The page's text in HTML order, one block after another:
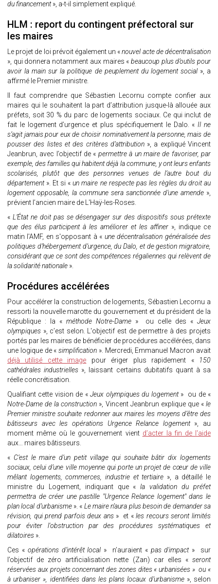
du financement», a-t-il simplement expliqué.
HLM : report du contingent préfectoral sur
les maires
Le projet de loi prévoit également un «nouvel acte de décentralisation
», qui donnera notamment aux maires « beaucoup plus d’outils pour
avoir la main sur la politique de peuplement du logement social », a
affirmé le Premier ministre.
Il faut comprendre que Sébastien Lecornu compte confier aux
maires qui le souhaitent la part d’attribution jusque-là allouée aux
préfets, soit 30 % du parc de logements sociaux. Ce qui inclut de
fait le logement d’urgence et plus spécifiquement le Dalo. « Il ne
s’agit jamais pour eux de choisir nominativement la personne, mais de
pousser des listes et des critères d’attribution», a expliqué Vincent
Jeanbrun, avec l’objectif de « permettre à un maire de favoriser, par
exemple, des familles qui habitent déjà la commune, y ont leurs enfants
scolarisés, plutôt que des personnes venues de l’autre bout du
département». Et si « un maire ne respecte pas les règles du droit au
logement opposable, la commune sera sanctionnée d’une amende »,
prévient l’ancien maire de L'Haÿ-les-Roses.
« L’État ne doit pas se désengager sur des dispositifs sous prétexte
que des élus participent à les améliorer et les affiner », indique ce
matin l'AMF, en s'opposant à « une décentralisation généralisée des
politiques d’hébergement d’urgence, du Dalo, et de gestion migratoire,
considérant que ce sont des compétences régaliennes qui relèvent de
la solidarité nationale ».
Procédures accélérées
Pour accélérer la construction de logements, Sébastien Lecornu a
ressorti la nouvelle marotte du gouvernement et du président de la
République : la «méthode Notre-Dame» ou celle des « Jeux
olympiques », c’est selon. L'objectif est de permettre à des projets
portés par les maires de bénéficier de procédures accélérées, dans
une logique de «simplification ». Mercredi, Emmanuel Macron avait
déjà utilisé cette image pour ériger plus rapidement «
150
cathédrales industrielles », laissant certains dubitatifs quant à sa
réelle concrétisation.
Qualifiant cette vision de «Jeux olympiques du logement » ou de «
Notre-Dame de la construction », Vincent Jeanbrun explique que «le
Premier ministre souhaite redonner aux maires les moyens d’être des
bâtisseurs avec les opérations Urgence Relance logement », au
moment même où le gouvernement vient d’acter la fin de l'aide
aux… maires bâtisseurs.
« C’est le maire d’un petit village qui souhaite bâtir dix logements
sociaux, celui d’une ville moyenne qui porte un projet de cœur de ville
mêlant logements, commerces, industrie et tertiaire », a détaillé le
ministre du Logement, indiquant que « la validation du préfet
permettra de créer une pastille "Urgence Relance logement" dans le
plan local d’urbanisme ». « Le maire n’aura plus besoin de demander sa
révision, qui prend parfois deux ans» et «les recours seront limités
pour éviter l'obstruction par des procédures systématiques et
dilatoires ».
Ces « opérations d’intérêt local » n’auraient «pas d'impact» sur
l’objectif de zéro artificialisation nette (Zan) car elles «seront
réservées aux projets concernant des zones dites « urbanisées » ou «
à urbaniser », identifiées dans les plans locaux d’urbanisme », selon